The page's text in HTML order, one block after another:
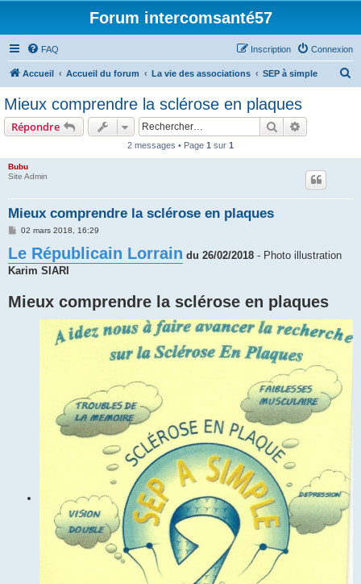
Forum intercomsanté57
FAQ Connexion
Inscription
Accueil Accueil du forum La vie des associations SEP à simple
Mieux comprendre la sclérose en plaques
Répondre Rechercher
2 messages • Page 1 sur 1
Bubu
Site Admin
Mieux comprendre la sclérose en plaques
M
s
s
a
02 mars 2018, 16:29
Le Républicain Lorrain du 26/02/2018 - Photo illustration
Karim SIARI
Mieux comprendre la sclérose en plaques